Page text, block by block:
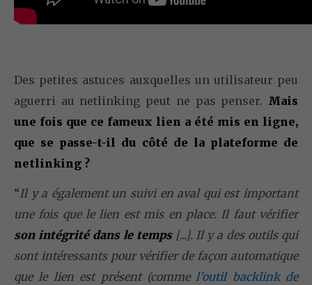
Des petites astuces auxquelles un utilisateur peu
aguerri au netlinking peut ne pas penser. Mais
une fois que ce fameux lien a été mis en ligne,
que se passe-t-il du côté de la plateforme de
netlinking ?
“Il y a également un suivi en aval qui est important
une fois que le lien est mis en place. Il faut vérifier
son intégrité dans le temps[...]. Il y a des outils qui
sont intéressants pour vérifier de façon automatique
que le lien est présent (commel’outil backlink de